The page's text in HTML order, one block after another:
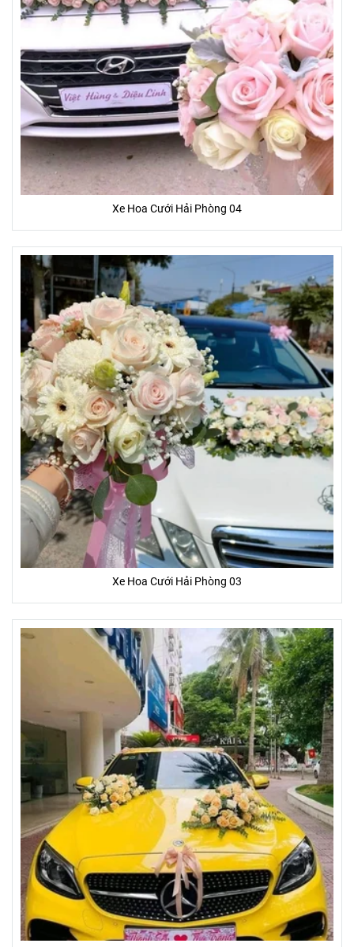
Xe Hoa Cưới Hải Phòng 04
Xe Hoa Cưới Hải Phòng 03